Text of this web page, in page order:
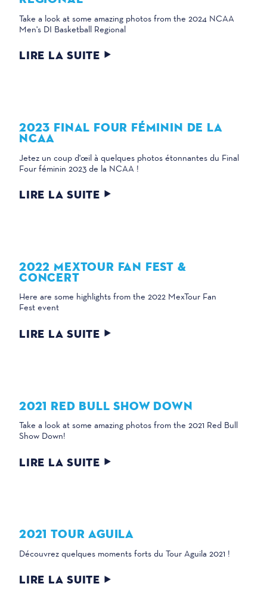
Take a look at some amazing photos from the 2024 NCAA
Men's DI Basketball Regional
LIRE LA SUITE
2023 FINAL FOUR FÉMININ DE LA
NCAA
Jetez un coup d'œil à quelques photos étonnantes du Final
Four féminin 2023 de la NCAA !
LIRE LA SUITE
2022 MEXTOUR FAN FEST &
CONCERT
Here are some highlights from the 2022 MexTour Fan
Fest event
LIRE LA SUITE
2021 RED BULL SHOW DOWN
Take a look at some amazing photos from the 2021 Red Bull
Show Down!
LIRE LA SUITE
2021 TOUR AGUILA
Découvrez quelques moments forts du Tour Aguila 2021 !
LIRE LA SUITE